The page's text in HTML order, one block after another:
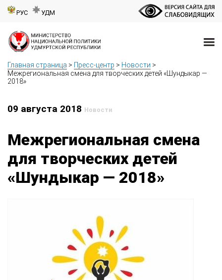
РУС УДМ
Главная страница > Пресс-центр > Новости >
Межрегиональная смена для творческих детей «Шундыкар —
2018»
09 августа 2018 Новости
Межрегиональная смена
для творческих детей
«Шундыкар — 2018»